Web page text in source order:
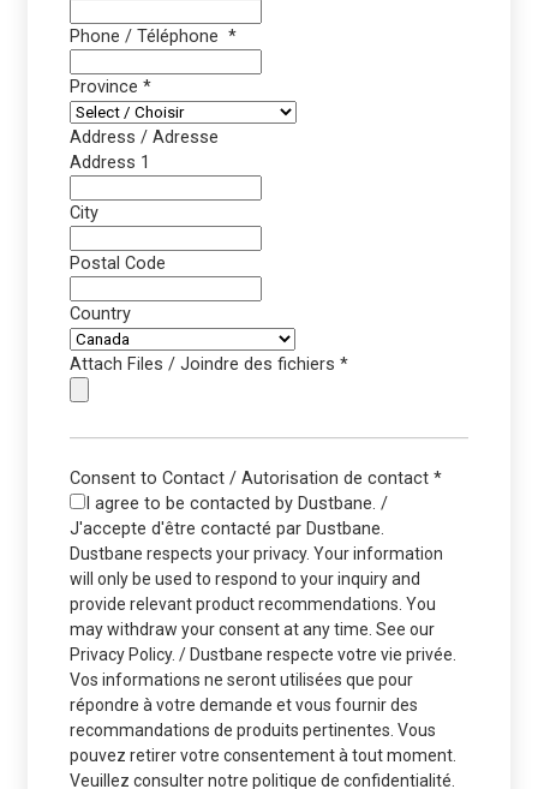
Phone / Téléphone *
Province *
Address / Adresse
Address 1
City
Postal Code
Country
Attach Files / Joindre des fichiers *
Consent to Contact / Autorisation de contact *
I agree to be contacted by Dustbane. /
J'accepte d'être contacté par Dustbane.
Dustbane respects your privacy. Your information
will only be used to respond to your inquiry and
provide relevant product recommendations. You
may withdraw your consent at any time. See our
Privacy Policy. / Dustbane respecte votre vie privée.
Vos informations ne seront utilisées que pour
répondre à votre demande et vous fournir des
recommandations de produits pertinentes. Vous
pouvez retirer votre consentement à tout moment.
Veuillez consulter notre politique de confidentialité.